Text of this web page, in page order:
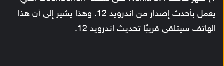
يعمل بأحدث إصدار من اندرويد 12. وهذا يشير إلى أن هذا
الهاتف سيتلقى قريبًا تحديث اندرويد 12.